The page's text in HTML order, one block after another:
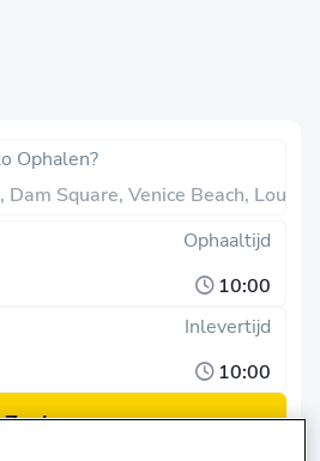
Ophalen?
Ophaaltijd
10:00
Inlevertijd
10:00
Zoeken